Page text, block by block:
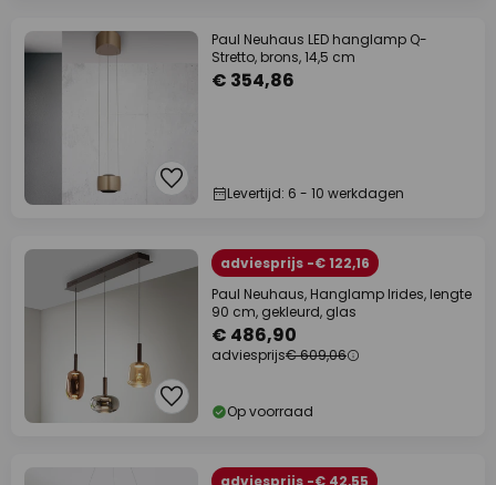
Paul Neuhaus LED hanglamp Q-
Stretto, brons, 14,5 cm
€ 354,86
Levertijd: 6 - 10 werkdagen
adviesprijs -€ 122,16
Paul Neuhaus, Hanglamp Irides, lengte
90 cm, gekleurd, glas
€ 486,90
adviesprijs€ 609,06
Op voorraad
adviesprijs -€ 42,55